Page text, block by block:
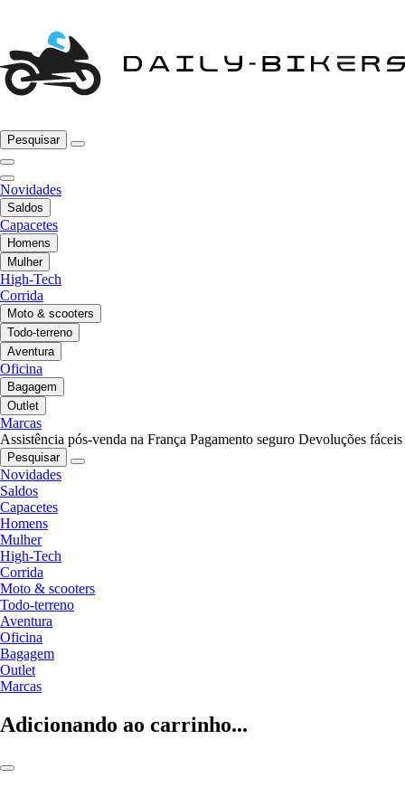
Pesquisar
Novidades
Saldos
Capacetes
Homens
Mulher
High-Tech
Corrida
Moto & scooters
Todo-terreno
Aventura
Oficina
Bagagem
Outlet
Marcas
Assistência pós-venda na França Pagamento seguro Devoluções fáceis
Pesquisar
Novidades
Saldos
Capacetes
Homens
Mulher
High-Tech
Corrida
Moto & scooters
Todo-terreno
Aventura
Oficina
Bagagem
Outlet
Marcas
Adicionando ao carrinho...